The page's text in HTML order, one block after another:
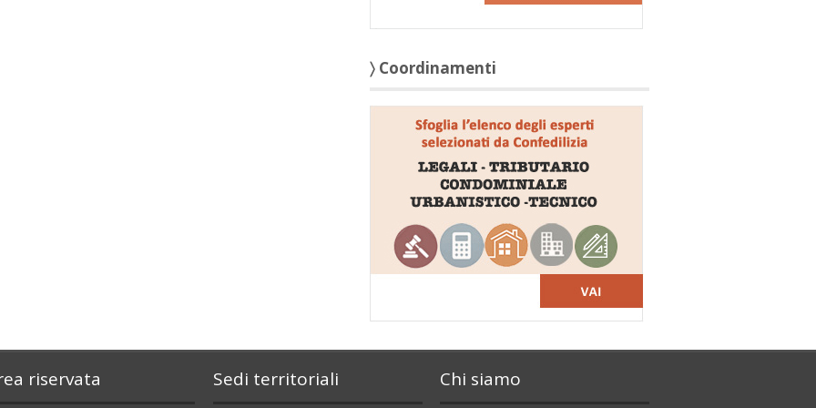
〉 Coordinamenti
riservata Sedi territoriali Chi siamo